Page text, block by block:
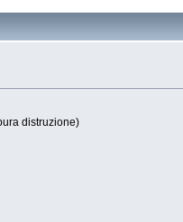
distruzione)